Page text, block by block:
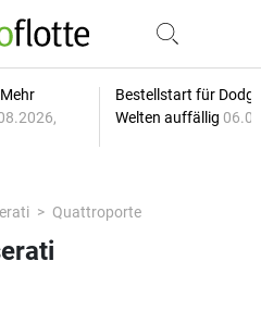
Bestellstart für
Welten auffällig
Quattroporte